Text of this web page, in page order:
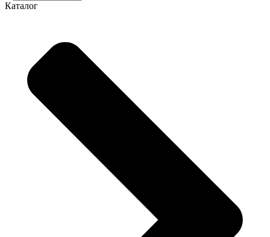
Каталог